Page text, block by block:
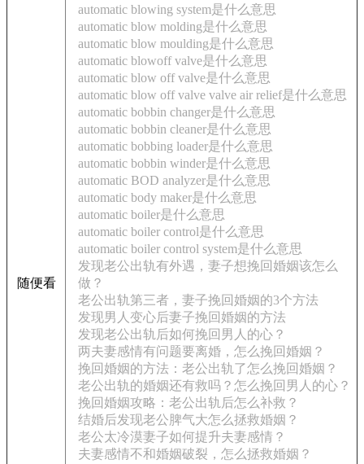
随便看
automatic blowing system是什么意思
automatic blow molding是什么意思
automatic blow moulding是什么意思
automatic blowoff valve是什么意思
automatic blow off valve是什么意思
automatic blow off valve valve air relief是什么意思
automatic bobbin changer是什么意思
automatic bobbin cleaner是什么意思
automatic bobbing loader是什么意思
automatic bobbin winder是什么意思
automatic BOD analyzer是什么意思
automatic body maker是什么意思
automatic boiler是什么意思
automatic boiler control是什么意思
automatic boiler control system是什么意思
发现老公出轨有外遇，妻子想挽回婚姻该怎么
做？
老公出轨第三者，妻子挽回婚姻的3个方法
发现男人变心后妻子挽回婚姻的方法
发现老公出轨后如何挽回男人的心？
两夫妻感情有问题要离婚，怎么挽回婚姻？
挽回婚姻的方法：老公出轨了怎么挽回婚姻？
老公出轨的婚姻还有救吗？怎么挽回男人的心？
挽回婚姻攻略：老公出轨后怎么补救？
结婚后发现老公脾气大怎么拯救婚姻？
老公太冷漠妻子如何提升夫妻感情？
夫妻感情不和婚姻破裂，怎么拯救婚姻？